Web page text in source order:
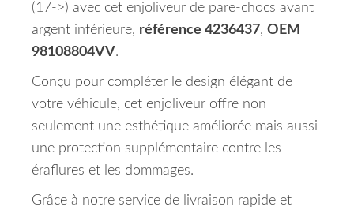
(17->) avec cet enjoliveur de pare-chocs avant
argent inférieure, référence 4236437, OEM
98108804VV.
Conçu pour compléter le design élégant de
votre véhicule, cet enjoliveur offre non
seulement une esthétique améliorée mais aussi
une protection supplémentaire contre les
éraflures et les dommages.
Grâce à notre service de livraison rapide et